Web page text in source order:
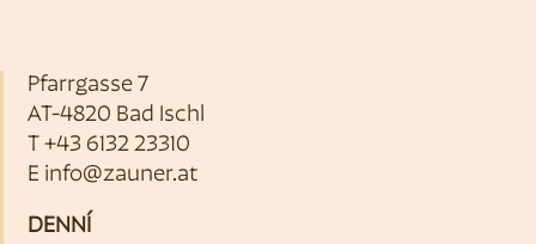
Pfarrgasse 7
AT-4820 Bad Ischl
T +43 6132 23310
E info@zauner.at
DENNÍ